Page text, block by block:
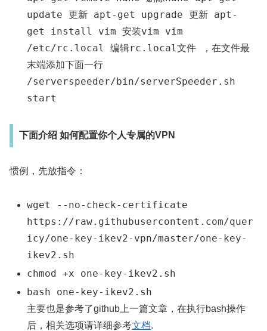
update 更新 apt-get upgrade 更新 apt-
get install vim 安装vim vim
/etc/rc.local 编辑rc.local文件 ，在文件最
末端添加下面一行
/serverspeeder/bin/serverSpeeder.sh
start
下面介绍 如何配置你个人专属的VPN
惯例，先放指令：
wget --no-check-certificate
https://raw.githubusercontent.com/quer
icy/one-key-ikev2-vpn/master/one-key-
ikev2.sh
chmod +x one-key-ikev2.sh
bash one-key-ikev2.sh
主要也是参考了github上一篇文章，在执行bash操作
后，相关选项请详细参考文档.